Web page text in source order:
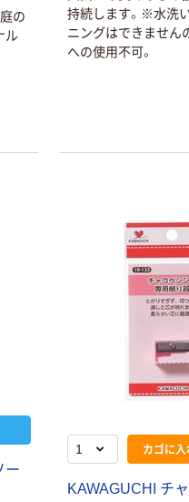
の
ル
持続します。※水洗
ニングはできません
への使用不可。
ー
カゴに入
KAWAGUCHI チ
ライス
ティッシュペー
ナル